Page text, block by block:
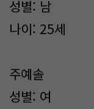
성별: 남
나이: 25세
주예솔
성별: 여